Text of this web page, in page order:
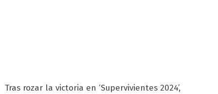
Tras rozar la victoria en ‘Supervivientes 2024’,